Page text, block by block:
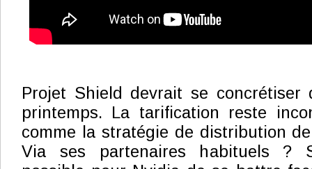
Projet Shield devrait se concrétiser
printemps. La tarification reste
comme la stratégie de distribution
Via ses partenaires habituels ?